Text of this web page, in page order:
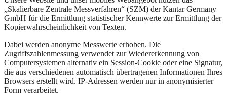
„Skalierbare Zentrale Messverfahren“ (SZM) der Kantar Germany
GmbH für die Ermittlung statistischer Kennwerte zur Ermittlung der
Kopierwahrscheinlichkeit von Texten.
Dabei werden anonyme Messwerte erhoben. Die
Zugriffszahlenmessung verwendet zur Wiedererkennung von
Computersystemen alternativ ein Session-Cookie oder eine Signatur,
die aus verschiedenen automatisch übertragenen Informationen Ihres
Browsers erstellt wird. IP-Adressen werden nur in anonymisierter
Form verarbeitet.